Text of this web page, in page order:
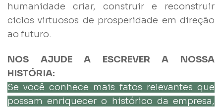
humanidade criar, construir e reconstruir
ciclos virtuosos de prosperidade em direção
ao futuro.
NOS AJUDE A ESCREVER A NOSSA
HISTÓRIA:
Se você conhece mais fatos relevantes que
possam enriquecer o histórico da empresa,